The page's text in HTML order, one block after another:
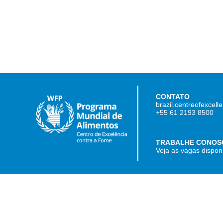
CONTATO
+55 61 2193 8500
TRABALHE
Veja as vagas